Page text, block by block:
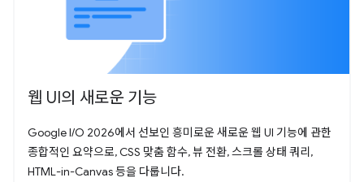
웹 UI의 새로운 기능
Google I/O 2026에서 선보인 흥미로운 새로운 웹 UI 기능에 관한
종합적인 요약으로, CSS 맞춤 함수, 뷰 전환, 스크롤 상태 쿼리,
HTML-in-Canvas 등을 다룹니다.